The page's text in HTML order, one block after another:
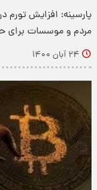
پارسینه: افزایش تورم
مردم و موسسات برای
۲۴ آبان ۱۴۰۰